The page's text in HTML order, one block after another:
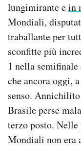
lungimirante ein
Mondiali,
traballante per
sconfitte più
1 nella
che ancora oggi,
senso.
Brasile perse
terzo posto.
Mondiali non era